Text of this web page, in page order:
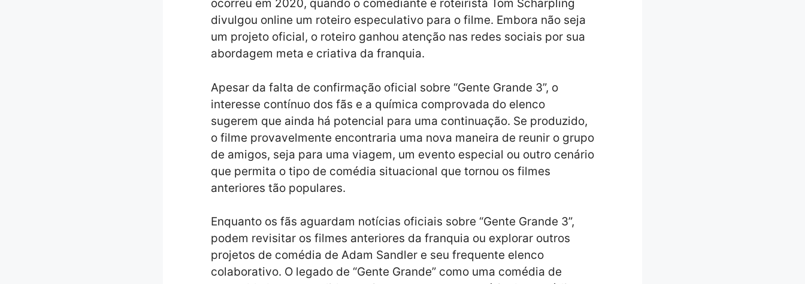
ocorreu em 2020, quando o comediante e roteirista Tom Scharpling
divulgou online um roteiro especulativo para o filme. Embora não seja
um projeto oficial, o roteiro ganhou atenção nas redes sociais por sua
abordagem meta e criativa da franquia.
Apesar da falta de confirmação oficial sobre “Gente Grande 3”, o
interesse contínuo dos fãs e a química comprovada do elenco
sugerem que ainda há potencial para uma continuação. Se produzido,
o filme provavelmente encontraria uma nova maneira de reunir o grupo
de amigos, seja para uma viagem, um evento especial ou outro cenário
que permita o tipo de comédia situacional que tornou os filmes
anteriores tão populares.
Enquanto os fãs aguardam notícias oficiais sobre “Gente Grande 3”,
podem revisitar os filmes anteriores da franquia ou explorar outros
projetos de comédia de Adam Sandler e seu frequente elenco
colaborativo. O legado de “Gente Grande” como uma comédia de